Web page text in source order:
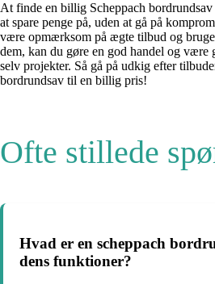
At finde en billig Scheppach
at spare penge på, uden at gå på
være opmærksom på ægte tilbud og
dem, kan du gøre en god handel og være
selv projekter. Så gå på udkig efter
bordrundsav til en billig pris!
Ofte stillede
Hvad er en scheppach
dens funktioner?